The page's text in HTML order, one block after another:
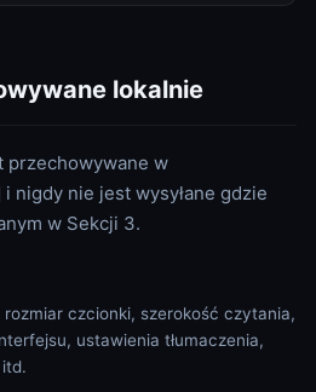
lokalnie
przechowywane w
i nigdy nie jest wysyłane gdzie
w Sekcji 3.
czcionki, szerokość czytania,
ustawienia tłumaczenia,